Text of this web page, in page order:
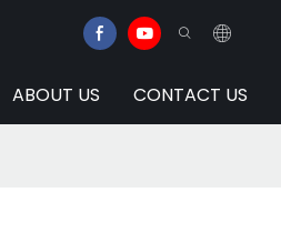
ABOUT US CONTACT US